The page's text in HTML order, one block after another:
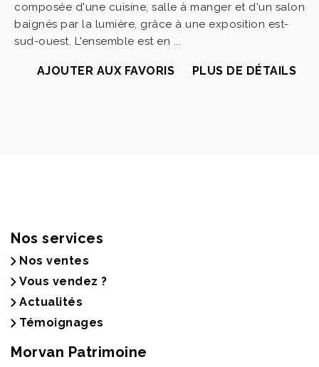
composée d'une cuisine, salle à manger et d'un salon
baignés par la lumière, grâce à une exposition est-
sud-ouest. L'ensemble est en ...
AJOUTER AUX FAVORIS PLUS DE DÉTAILS
Nos services
Nos ventes
Vous vendez ?
Actualités
Témoignages
Morvan Patrimoine